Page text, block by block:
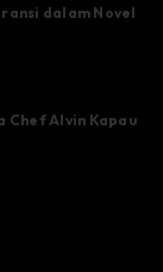
dalam Novel
Chef Alvin Kapau